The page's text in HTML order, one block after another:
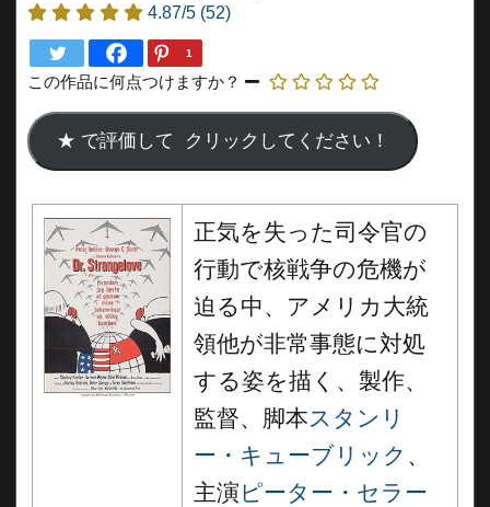
4.87/5 (52)
1
この作品に何点つけますか？
正気を失った司令官の
行動で核戦争の危機が
迫る中、アメリカ大統
領他が非常事態に対処
する姿を描く、製作、
監督、脚本スタンリ
ー・キューブリック 、
主演ピーター・セラー